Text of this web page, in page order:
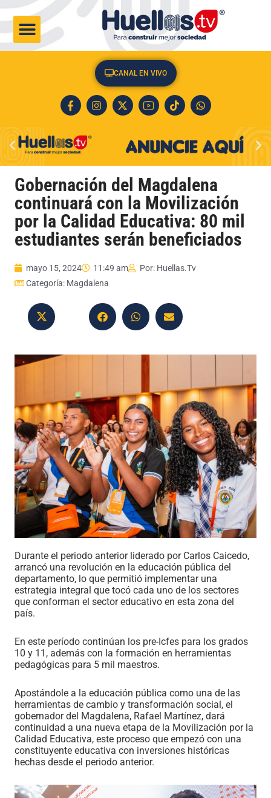
CANAL EN VIVO
Gobernación del Magdalena
continuará con la Movilización
por la Calidad Educativa: 80 mil
estudiantes serán beneficiados
mayo 15, 2024 11:49 am Por: Huellas.Tv
Categoría: Magdalena
Durante el periodo anterior liderado por Carlos Caicedo,
arrancó una revolución en la educación pública del
departamento, lo que permitió implementar una
estrategia integral que tocó cada uno de los sectores
que conforman el sector educativo en esta zona del
país.
En este período continúan los pre-Icfes para los grados
10 y 11, además con la formación en herramientas
pedagógicas para 5 mil maestros.
Apostándole a la educación pública como una de las
herramientas de cambio y transformación social, el
gobernador del Magdalena, Rafael Martínez, dará
continuidad a una nueva etapa de la Movilización por la
Calidad Educativa, este proceso que empezó con una
constituyente educativa con inversiones históricas
hechas desde el periodo anterior.